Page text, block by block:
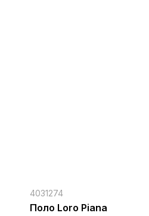
4031274
Поло Loro Piana